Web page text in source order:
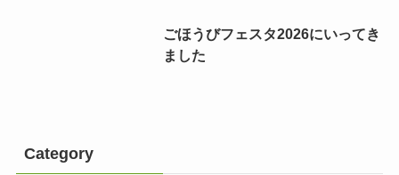
ごほうびフェスタ2026にいってき
ました
Category